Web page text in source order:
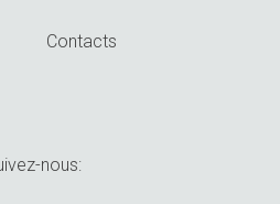
Contacts
nous: